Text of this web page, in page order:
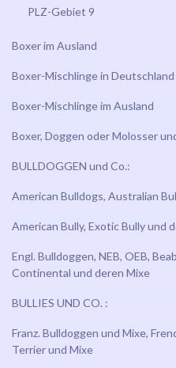
PLZ-Gebiet 9
Boxer im Ausland
Boxer-Mischlinge in Deutschland
Boxer-Mischlinge im Ausland
Boxer, Doggen oder Molosser
BULLDOGGEN und Co.:
American Bulldogs, Australian
American Bully, Exotic Bully und
Engl. Bulldoggen, NEB, OEB,
Continental und deren Mixe
BULLIES UND CO. :
Franz. Bulldoggen und Mixe,
Terrier und Mixe